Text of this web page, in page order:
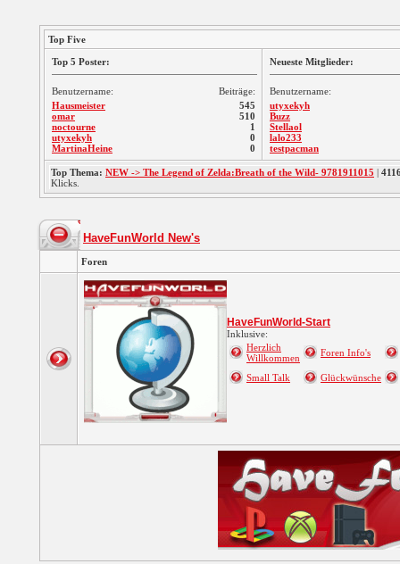
Top Five
Top 5 Poster:
Benutzername:
Beiträge:
Hausmeister
omar
noctourne
utyxekyh
MartinaHeine
545
510
1
0
0
Neueste Mitglieder:
Benutzername:
utyxekyh
Buzz
Stellaol
lalo233
testpacman
Top Thema: NEW -> The Legend of Zelda:Breath of the Wild- 9781911015 |
Klicks.
HaveFunWorld New's
Foren
HaveFunWorld-Start
Inklusive:
Herzlich
Willkommen
Foren Info's
Small Talk Glückwünsche